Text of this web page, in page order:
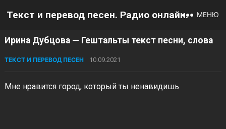
Текст и перевод песен. Радио онлайн. МЕНЮ
Ирина Дубцова — Гештальты текст песни, слова
ТЕКСТ И ПЕРЕВОД ПЕСЕН 10.09.2021
Мне нравится город, который ты ненавидишь